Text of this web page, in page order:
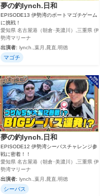
夢の釣lynch.日和
EPISODE13 伊勢湾のボートマゴチゲーム
に挑戦！
愛知県 名古屋港（朝倉･美濃川）,三重県 伊
勢湾マリーナ
出演者: lynch.,葉月,晁直,明徳
マゴチ
夢の釣lynch.日和
EPISODE12 伊勢湾シーバスチャレンジ参
戦に密着！！
愛知県 名古屋港（朝倉･美濃川）,三重県 伊
勢湾マリーナ
出演者: lynch.,葉月,晁直,明徳
シーバス